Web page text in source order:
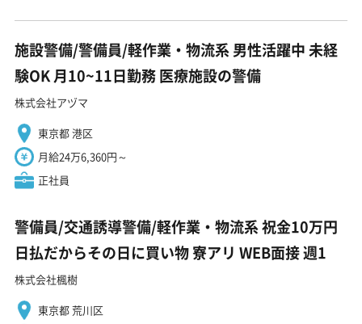
施設警備/警備員/軽作業・物流系 男性活躍中 未経
験OK 月10~11日勤務 医療施設の警備
株式会社アヅマ
東京都 港区
月給24万6,360円～
正社員
警備員/交通誘導警備/軽作業・物流系 祝金10万円
日払だからその日に買い物 寮アリ WEB面接 週1
株式会社楓樹
東京都 荒川区